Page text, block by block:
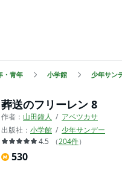
・青年 小学館 少年サン
葬送のフリーレン 8
作者： 山田鐘人
アベツカサ
出版社： 小学館
少年サンデー
4.5
（204件）
530